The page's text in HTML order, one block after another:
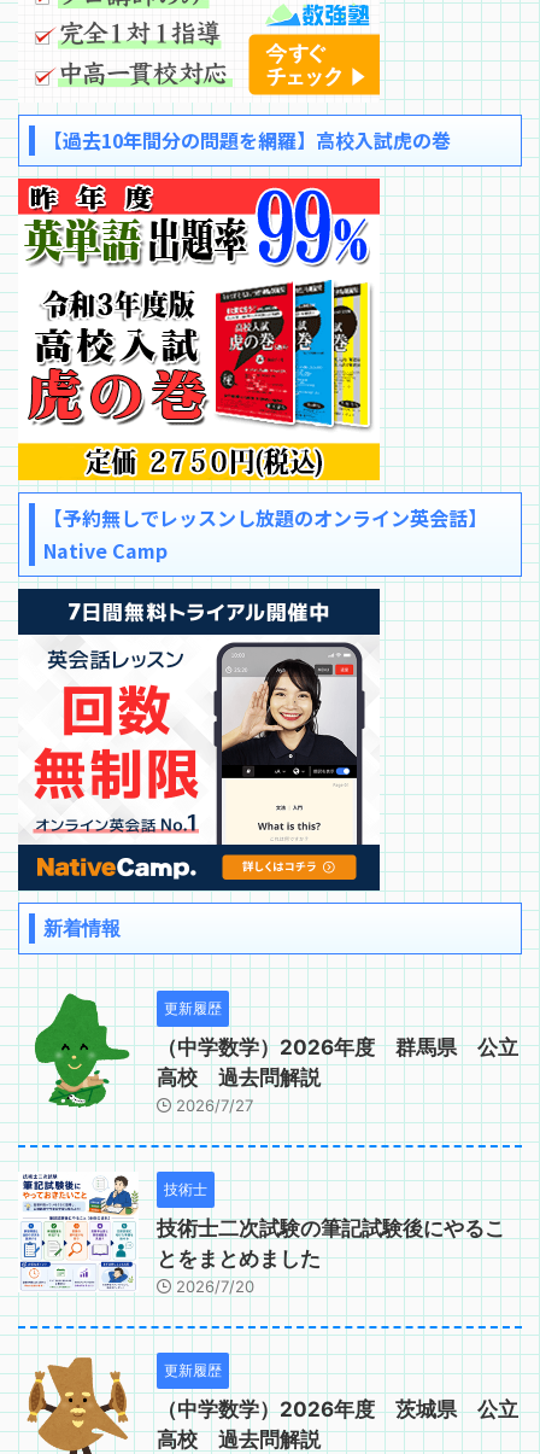
【過去10年間分の問題を網羅】高校入試虎の巻
【予約無しでレッスンし放題のオンライン英会話】
Native Camp
新着情報
更新履歴
（中学数学）2026年度 群馬県 公立
高校 過去問解説
2026/7/27
技術士
技術士二次試験の筆記試験後にやるこ
とをまとめました
2026/7/20
更新履歴
（中学数学）2026年度 茨城県 公立
高校 過去問解説